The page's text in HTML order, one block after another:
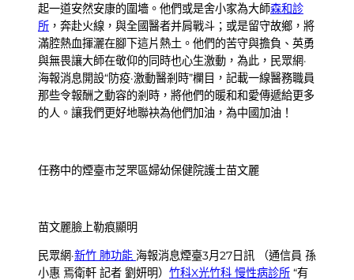
起一道安然安康的圍墻。他們或是舍小家為大師森和診
所 ，奔赴火線，與全國醫者并肩戰斗；或是留守故鄉，將
滿腔熱血揮灑在腳下這片熱土。他們的苦守與擔負、英勇
與無畏讓大師在敬仰的同時也心生激動，為此，民眾網·
海報消息開設“防疫·激動醫剎時”欄目，記載一線醫務職員
那些令報酬之動容的剎時，將他們的暖和和愛傳遞給更多
的人。讓我們更好地聯袂為他們加油，為中國加油！
任務中的煙臺市芝罘區婦幼保健院護士苗文麗
苗文麗臉上勒痕顯明
民眾網·新竹 肺功能 海報消息煙臺3月27日訊 （通信員 孫
小惠 焉衛軒 記者 劉妍明） 竹科X光竹科 慢性病診所 “有